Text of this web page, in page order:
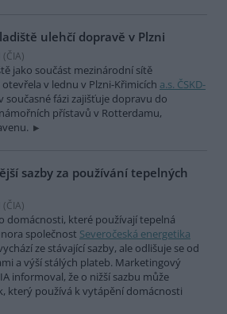
ulehčí dopravě v Plzni
(ČIA)
jako součást mezinárodní sítě
v lednu v Plzni-Křimicích a.s. ČSKD-
současné fázi zajišťuje dopravu do
přístavů v Rotterdamu,
sazby za používání tepelných
(ČIA)
domácnosti, které používají tepelná
společnost Severočeská energetika
ze stávající sazby, ale odlišuje se od
a výší stálých plateb. Marketingový
informoval, že o nižší sazbu může
který používá k vytápění domácnosti